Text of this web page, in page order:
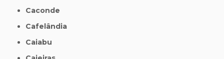
Caconde
Cafelândia
Caiabu